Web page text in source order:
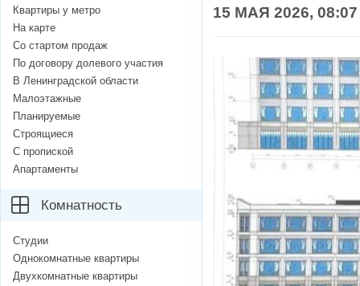
15 МАЯ 2026, 08:07
Квартиры у метро
На карте
Со стартом продаж
По договору долевого участия
В Ленинградской области
Малоэтажные
Планируемые
Строящиеся
С пропиской
Апартаменты
Комнатность
Студии
Однокомнатные квартиры
Двухкомнатные квартиры